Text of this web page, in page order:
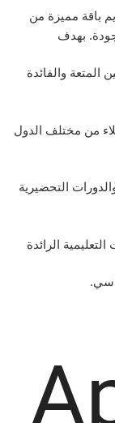
أبوستروفي عام 2019 لتقديم باقة مميزة من
بهدف
المتعة والفائدة
من مختلف الدول
التحضيرية
الرائدة